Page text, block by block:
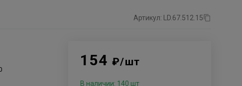
Артикул: LD.67.512.15
154 ₽/шт
В наличии: 140 шт